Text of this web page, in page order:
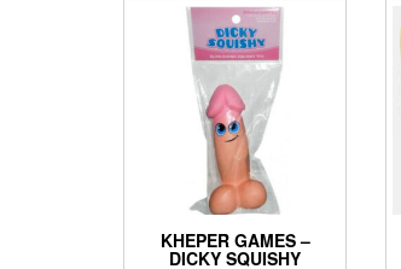
KHEPER GAMES –
DICKY SQUISHY